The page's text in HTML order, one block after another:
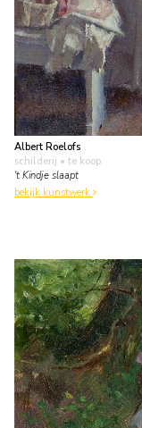
Albert Roelofs
schilderij • te koop
't Kindje slaapt
bekijk kunstwerk